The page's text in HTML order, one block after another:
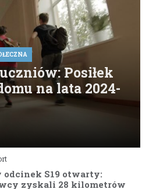
Posiłek
na lata 2024-
odcinek S19 otwarty:
zyskali 28 kilometrów